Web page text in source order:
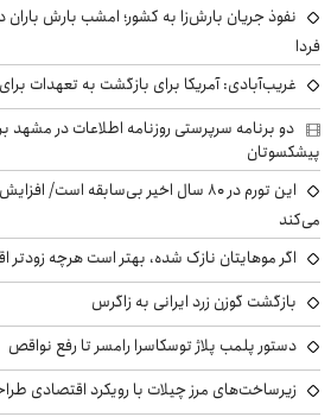
فردا
غریب‌آبادی: آمریکا برای بازگشت به تعهدات برای
دو برنامه سرپرستی روزنامه اطلاعات در مشهد
پیشکسوتان
این تورم در ۸۰ سال اخیر بی‌سابقه
می‌کند
اگر موهایتان نازک شده، بهتر است هرچه زودتر
بازگشت گوزن زرد ایرانی به زاگرس
دستور پلمب پلاژ توسکاسرا رامسر تا رفع نواقص
زیرساخت‌های مرز چیلات با رویکرد اقتصادی